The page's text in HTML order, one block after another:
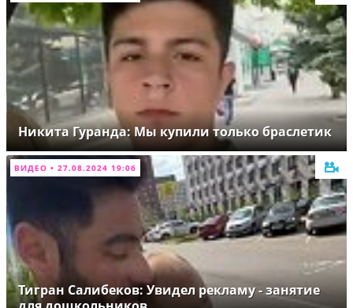
Никита Гуранда: Мы купили только браслетик
ВИДЕО • 27.08.2024 19:06
Тигран Салибеков: Увидел рекламу - занятие